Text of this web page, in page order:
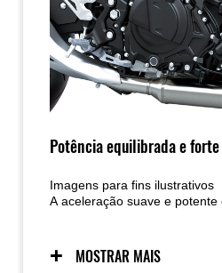
Potência equilibrada e
Imagens para fins ilustrativos
A aceleração suave e
baixa a média rotação e,
permanece aberto, potência
MOSTRAR MAIS